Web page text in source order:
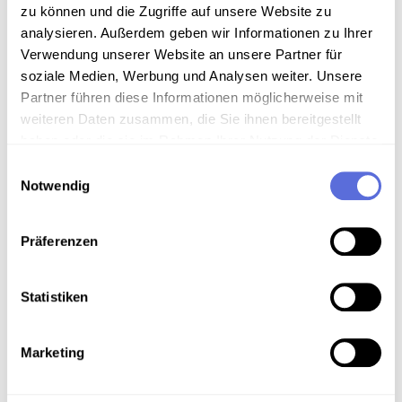
zu können und die Zugriffe auf unsere Website zu
analysieren. Außerdem geben wir Informationen zu Ihrer
Verwendung unserer Website an unsere Partner für
soziale Medien, Werbung und Analysen weiter. Unsere
Partner führen diese Informationen möglicherweise mit
weiteren Daten zusammen, die Sie ihnen bereitgestellt
Notwendig
Präferenzen
Statistiken
Marketing
Stück "Hoch hinaus".
Sammlungsgeschichte
Sammlung Audio-Eigenaufnahmen der Österreichischen
Mediathek
Lesung